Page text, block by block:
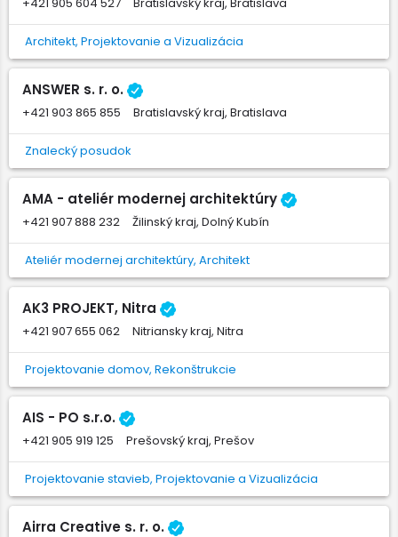
Architekt, Projektovanie a Vizualizácia
ANSWER s. r. o.
+421 903 865 855 Bratislavský kraj, Bratislava
Znalecký posudok
AMA - ateliér modernej architektúry
+421 907 888 232 Žilinský kraj, Dolný Kubín
Ateliér modernej architektúry, Architekt
AK3 PROJEKT, Nitra
+421 907 655 062 Nitriansky kraj, Nitra
Projektovanie domov, Rekonštrukcie
AIS - PO s.r.o.
+421 905 919 125 Prešovský kraj, Prešov
Projektovanie stavieb, Projektovanie a Vizualizácia
Airra Creative s. r. o.